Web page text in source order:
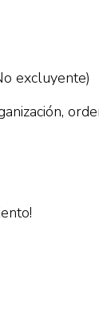
excluyente)